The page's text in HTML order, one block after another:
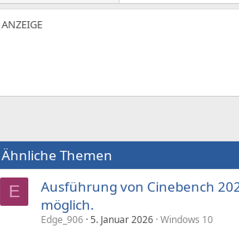
Ähnliche Themen
E
Ausführung von Cinebench
möglich.
Edge_906 5. Januar 2026 Windows 10